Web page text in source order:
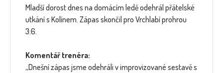
Mladší dorost dnes na domácím ledě odehrál přátelské
utkání s Kolínem. Zápas skončil pro Vrchlabí prohrou
3:6.
Komentář trenéra:
„Dnešní zápas jsme odehráli v improvizované sestavě s